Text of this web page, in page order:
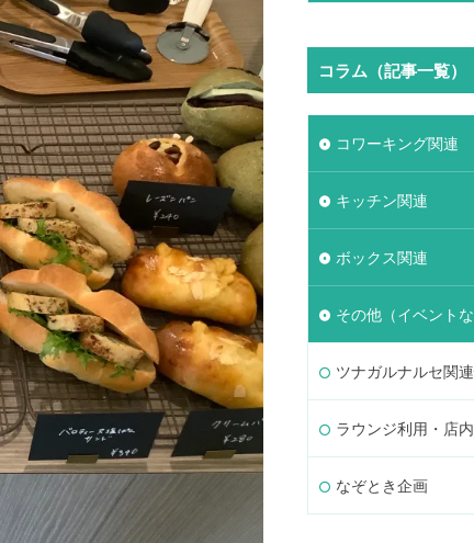
コラム（記事一覧）
コワーキング関連
キッチン関連
ボックス関連
その他（イベントな
ツナガルナルセ関
ラウンジ利用・店
なぞとき企画